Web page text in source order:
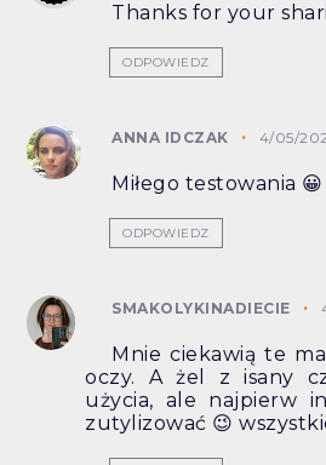
Thanks for your
ODPOWIEDZ
ANNA IDCZAK 4/05/
Miłego testowania 😀
ODPOWIEDZ
SMAKOLYKINADIECIE
Mnie ciekawią te
oczy. A żel z isany
użycia, ale najpierw
zutylizować 😉